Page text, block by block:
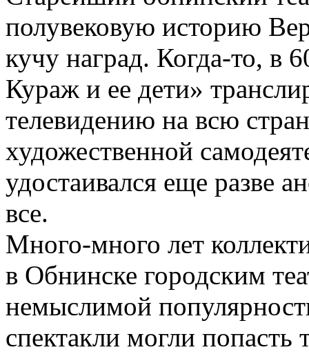
полувековую историю
кучу наград. Когда-то, в
Кураж и ее дети»
телевидению на всю
художественной
удостаивался еще разве
все.
Много-много лет
в Обнинске городским
немыслимой
спектакли могли попасть